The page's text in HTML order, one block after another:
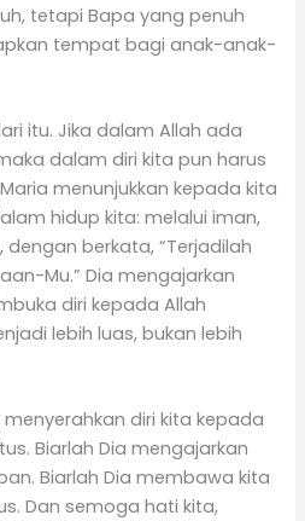
tetapi Bapa yang penuh
tempat bagi anak-anak-
itu. Jika dalam Allah ada
dalam diri kita pun harus
menunjukkan kepada kita
hidup kita: melalui iman,
berkata, “Terjadilah
Mu.” Dia mengajarkan
diri kepada Allah
lebih luas, bukan lebih
diri kita kepada
Biarlah Dia mengajarkan
Biarlah Dia membawa kita
Dan semoga hati kita,